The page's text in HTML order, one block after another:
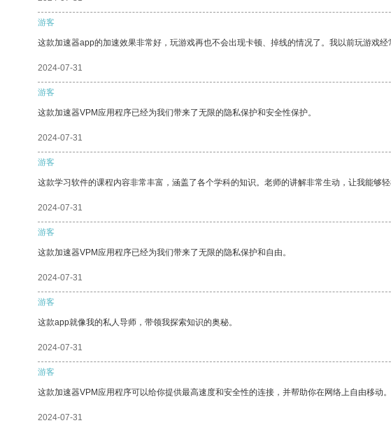
游客
这款加速器app的加速效果非常好，玩游戏再也不会出现卡顿、掉线的情况了。我以前玩游戏
2024-07-31
游客
这款加速器VPM应用程序已经为我们带来了无限的隐私保护和安全性保护。
2024-07-31
游客
这款学习软件的课程内容非常丰富，涵盖了各个学科的知识。老师的讲解非常生动，让我能够轻
2024-07-31
游客
这款加速器VPM应用程序已经为我们带来了无限的隐私保护和自由。
2024-07-31
游客
这款app就像我的私人导师，带领我探索知识的奥秘。
2024-07-31
游客
这款加速器VPM应用程序可以给你提供最高速度和安全性的连接，并帮助你在网络上自由移动。
2024-07-31